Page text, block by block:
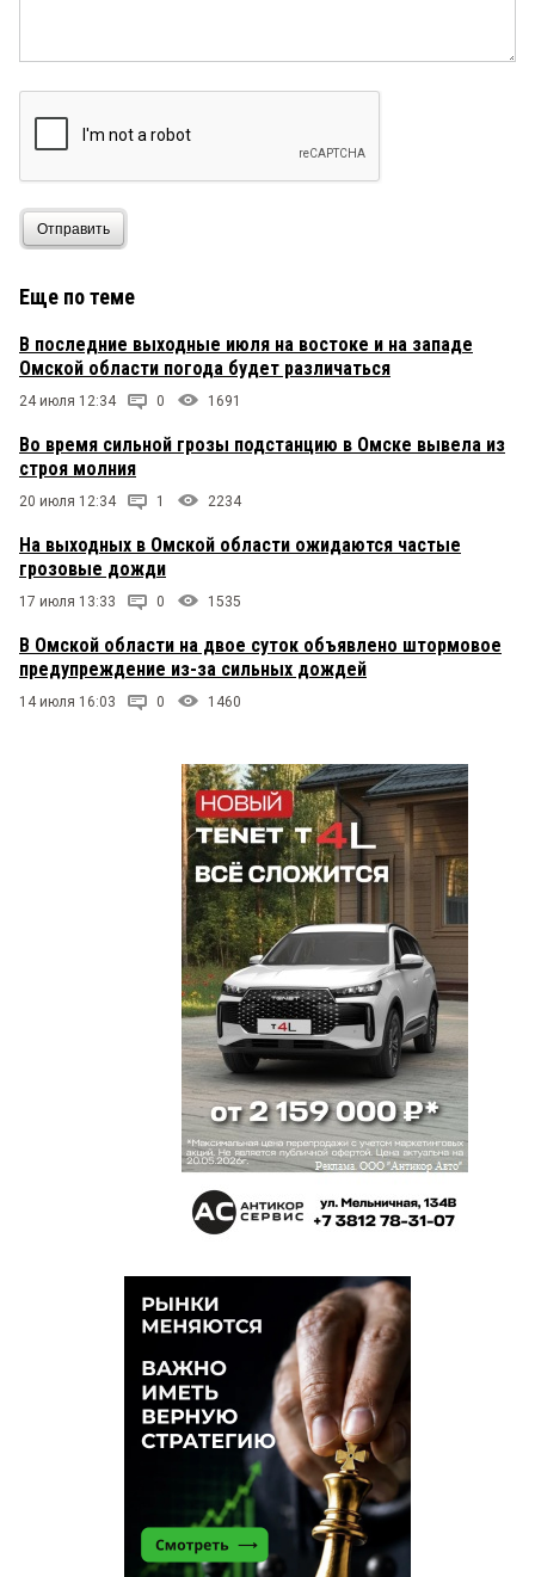
Отправить
Еще по теме
В последние выходные июля на востоке и на западе
Омской области погода будет различаться
24 июля 12:34 0 1691
Во время сильной грозы подстанцию в Омске вывела из
строя молния
20 июля 12:34 1 2234
На выходных в Омской области ожидаются частые
грозовые дожди
17 июля 13:33 0 1535
В Омской области на двое суток объявлено штормовое
предупреждение из-за сильных дождей
14 июля 16:03 0 1460